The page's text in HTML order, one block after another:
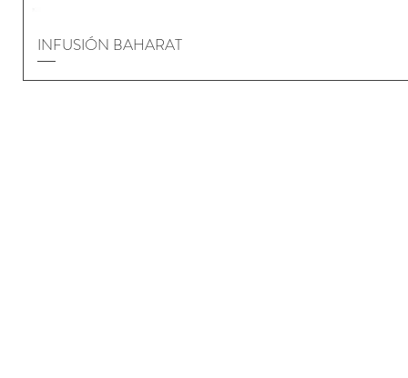
INFUSIÓN BAHARAT